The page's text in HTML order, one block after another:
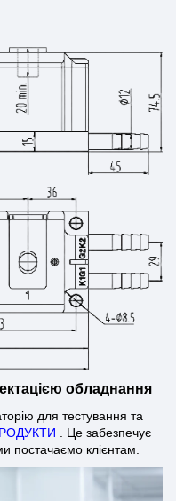
обладнання
для тестування та
. Це забезпечує
постачаємо клієнтам.